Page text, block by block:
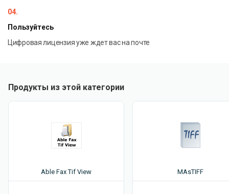
04.
Пользуйтесь
Цифровая лицензия уже ждет вас на почте
Продукты из этой категории
Able Fax Tif View MAsTIFF